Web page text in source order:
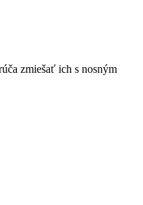
zmiešať ich s nosným